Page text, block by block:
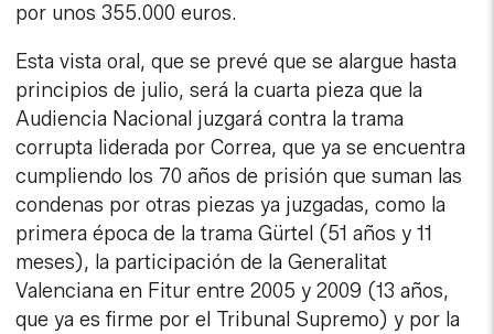
por unos 355.000 euros.
Esta vista oral, que se prevé que se alargue hasta
principios de julio, será la cuarta pieza que la
Audiencia Nacional juzgará contra la trama
corrupta liderada por Correa, que ya se encuentra
cumpliendo los 70 años de prisión que suman las
condenas por otras piezas ya juzgadas, como la
primera época de la trama Gürtel (51 años y 11
meses), la participación de la Generalitat
Valenciana en Fitur entre 2005 y 2009 (13 años,
que ya es firme por el Tribunal Supremo) y por la